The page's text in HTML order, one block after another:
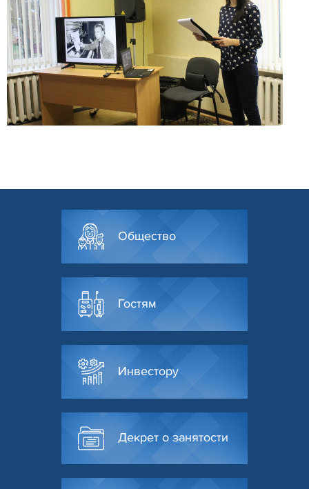
Общество
Гостям
Инвестору
Декрет о занятости